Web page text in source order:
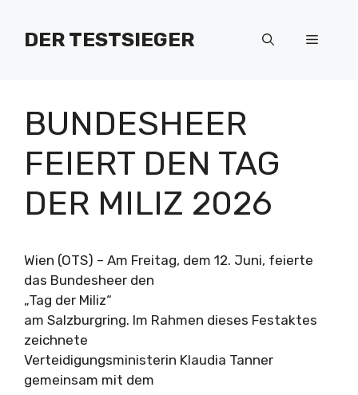
Inhalt
springenDER TESTSIEGER Menü
BUNDESHEER
FEIERT DEN TAG
DER MILIZ 2026
Wien (OTS) – Am Freitag, dem 12. Juni, feierte
das Bundesheer den
„Tag der Miliz“
am Salzburgring. Im Rahmen dieses Festaktes
zeichnete
Verteidigungsministerin Klaudia Tanner
gemeinsam mit dem